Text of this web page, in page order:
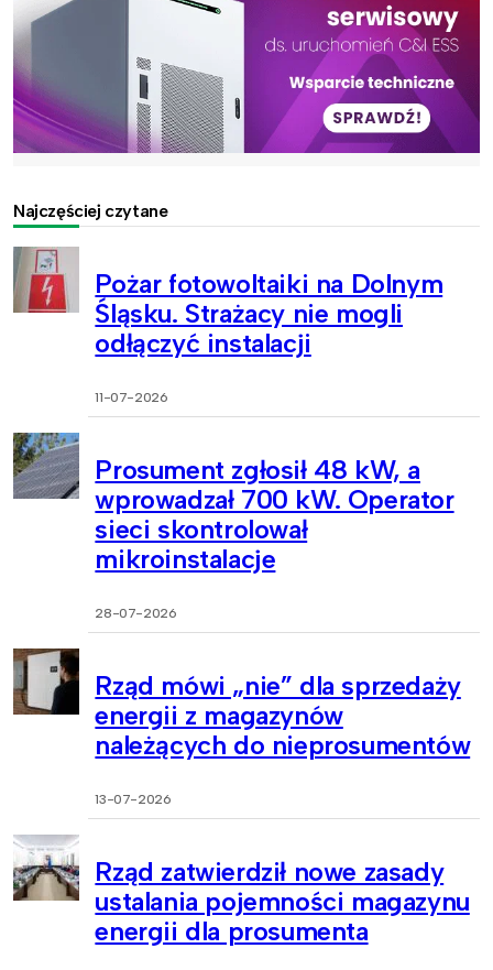
Najczęściej czytane
Pożar fotowoltaiki na Dolnym
Śląsku. Strażacy nie mogli
odłączyć instalacji
11-07-2026
Prosument zgłosił 48 kW, a
wprowadzał 700 kW. Operator
sieci skontrolował
mikroinstalacje
28-07-2026
Rząd mówi „nie” dla sprzedaży
energii z magazynów
należących do nieprosumentów
13-07-2026
Rząd zatwierdził nowe zasady
ustalania pojemności magazynu
energii dla prosumenta